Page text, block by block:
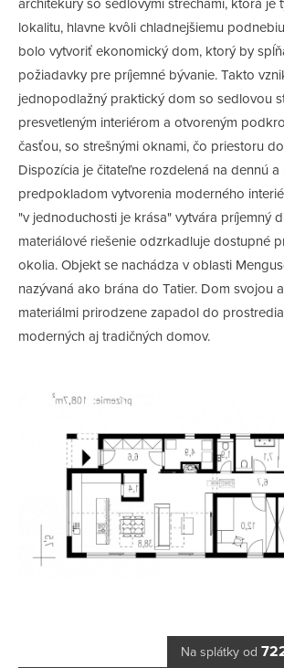
architekúry so sedlovými strechami, ktorá je
lokalitu, hlavne kvôli chladnejšiemu
bolo vytvoriť ekonomický dom, ktorý by
požiadavky pre príjemné bývanie. Takto
jednopodlažný praktický dom so sedlovou
presvetleným interiérom a otvoreným
časťou, so strešnými oknami, čo priestoru
Dispozícia je čitateľne rozdelená na dennú
predpokladom vytvorenia moderného
"v jednoduchosti je krása" vytvára príjemný
materiálové riešenie odzrkadluje dostupné
okolia. Objekt se nachádza v oblasti
nazývaná ako brána do Tatier. Dom svojou
materiálmi prirodzene zapadol do
moderných aj tradičných domov.
Na splátky od